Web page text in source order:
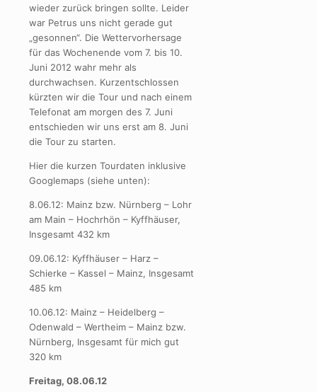
wieder zurück bringen sollte. Leider
war Petrus uns nicht gerade gut
„gesonnen“. Die Wettervorhersage
für das Wochenende vom 7. bis 10.
Juni 2012 wahr mehr als
durchwachsen. Kurzentschlossen
kürzten wir die Tour und nach einem
Telefonat am morgen des 7. Juni
entschieden wir uns erst am 8. Juni
die Tour zu starten.
Hier die kurzen Tourdaten inklusive
Googlemaps (siehe unten):
8.06.12: Mainz bzw. Nürnberg – Lohr
am Main – Hochrhön – Kyffhäuser,
Insgesamt 432 km
09.06.12: Kyffhäuser – Harz –
Schierke – Kassel – Mainz, Insgesamt
485 km
10.06.12: Mainz – Heidelberg –
Odenwald – Wertheim – Mainz bzw.
Nürnberg, Insgesamt für mich gut
320 km
Freitag, 08.06.12